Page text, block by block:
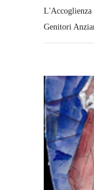
Genitori